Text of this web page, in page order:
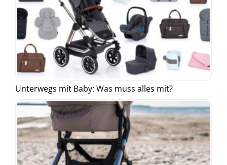
Unterwegs mit Baby: Was muss alles mit?